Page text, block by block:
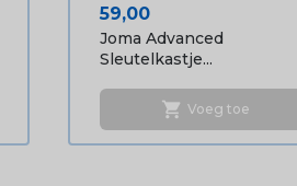
Prijs
59,00
Joma Advanced
Sleutelkastje...
shopping_cart Voeg toe